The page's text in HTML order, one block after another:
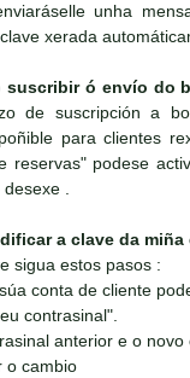
unha
xerada
suscribir ó envío do
de suscripción a
para clientes
reservas" podese
.
a clave da
sigua estos pasos :
conta de cliente
contrasinal".
anterior e o
o cambio